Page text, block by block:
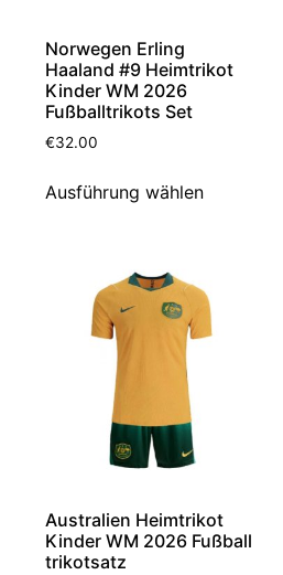
Norwegen Erling
Haaland #9 Heimtrikot
Kinder WM 2026
Fußballtrikots Set
€32.00
Ausführung wählen
Australien Heimtrikot
Kinder WM 2026 Fußball
trikotsatz